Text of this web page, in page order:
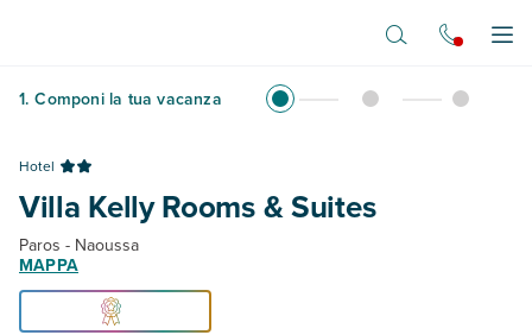
1. Componi la tua vacanza
Hotel
Villa Kelly Rooms & Suites
Paros - Naoussa
MAPPA